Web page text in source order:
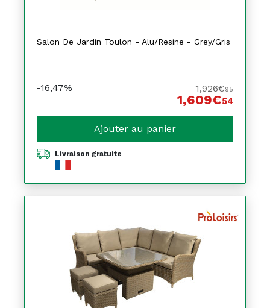
Salon De Jardin Toulon - Alu/Resine - Grey/Gris
-16,47% 1,926€95
1,609€54
Ajouter au panier
Livraison gratuite